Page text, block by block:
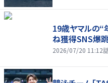
19歳ヤマルの“
ね獲得SNS爆
2026/07/20 11:12